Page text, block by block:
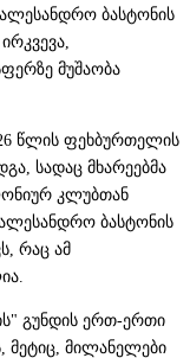
ბასტონის
მუშაობა
წლის ფეხბურთელის
სადაც მხარეებმა
კლუბთან
ბასტონის
რაც ამ
გუნდის ერთ-ერთი
მეტიც, მილანელები